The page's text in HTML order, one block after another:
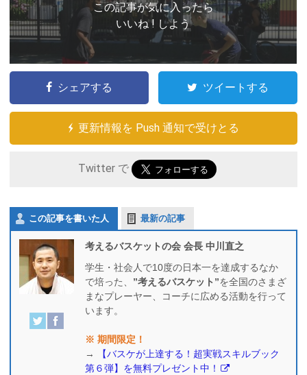
この記事が気に入ったら
いいね ! しよう
シェアする ツイートする
更新情報を Push 通知で受けとる
Twitter で
この記事を書いた人 最新の記事
考えるバスケットの会 会長 中川直之
学生・社会人で10度の日本一を達成するなか
で培った、 ”考えるバスケット”を全国のさまざ
まなプレーヤー、コーチに広める活動を行って
います。
※ 期間限定！
→
【バスケが上達する！超実戦スキルブック
第６弾】を無料プレゼント中！